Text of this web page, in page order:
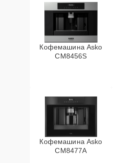
Кофемашина Asko
CM8456S
Кофемашина Asko
СМ8477А